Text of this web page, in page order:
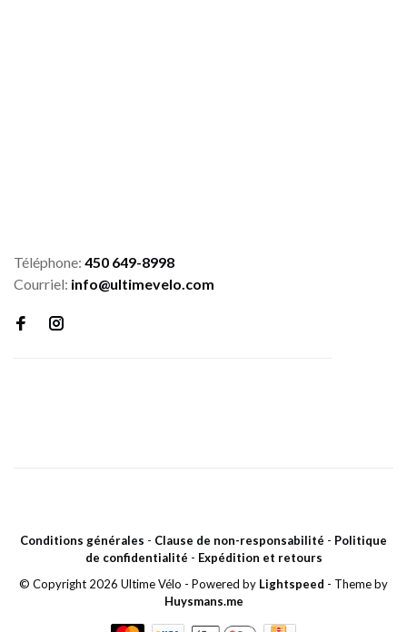
Téléphone: 450 649-8998
Courriel: info@ultimevelo.com
Conditions générales - Clause de non-responsabilité - Politique
de confidentialité - Expédition et retours
© Copyright 2026 Ultime Vélo - Powered by Lightspeed - Theme by
Huysmans.me